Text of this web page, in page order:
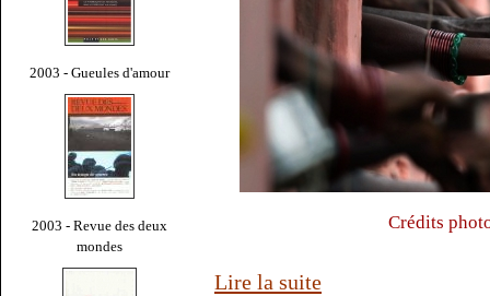
2003 - Gueules d'amour
2003 - Revue des deux
mondes
Crédits
Lire la suite